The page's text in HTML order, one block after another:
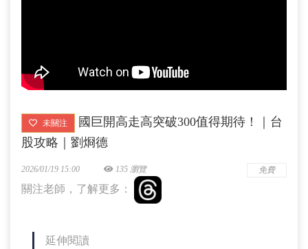
未關注
國巨開高走高突破300值得期待！｜台
股攻略｜劉烱德
2026/01/19 15:00 135 瀏覽 免費
關注老師，了解更多：
延伸閱讀